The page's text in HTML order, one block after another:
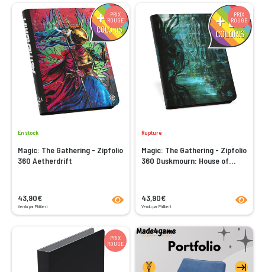
PRIX
ROUGE
En stock
Magic: The Gathering - Zipfolio
360 Aetherdrift
43,90€
Vendu par Philibert
PRIX
ROUGE
Rupture
Magic: The Gathering - Zipfolio
360 Duskmourn: House of
43,90€
Vendu par Philibert
PRIX
ROUGE